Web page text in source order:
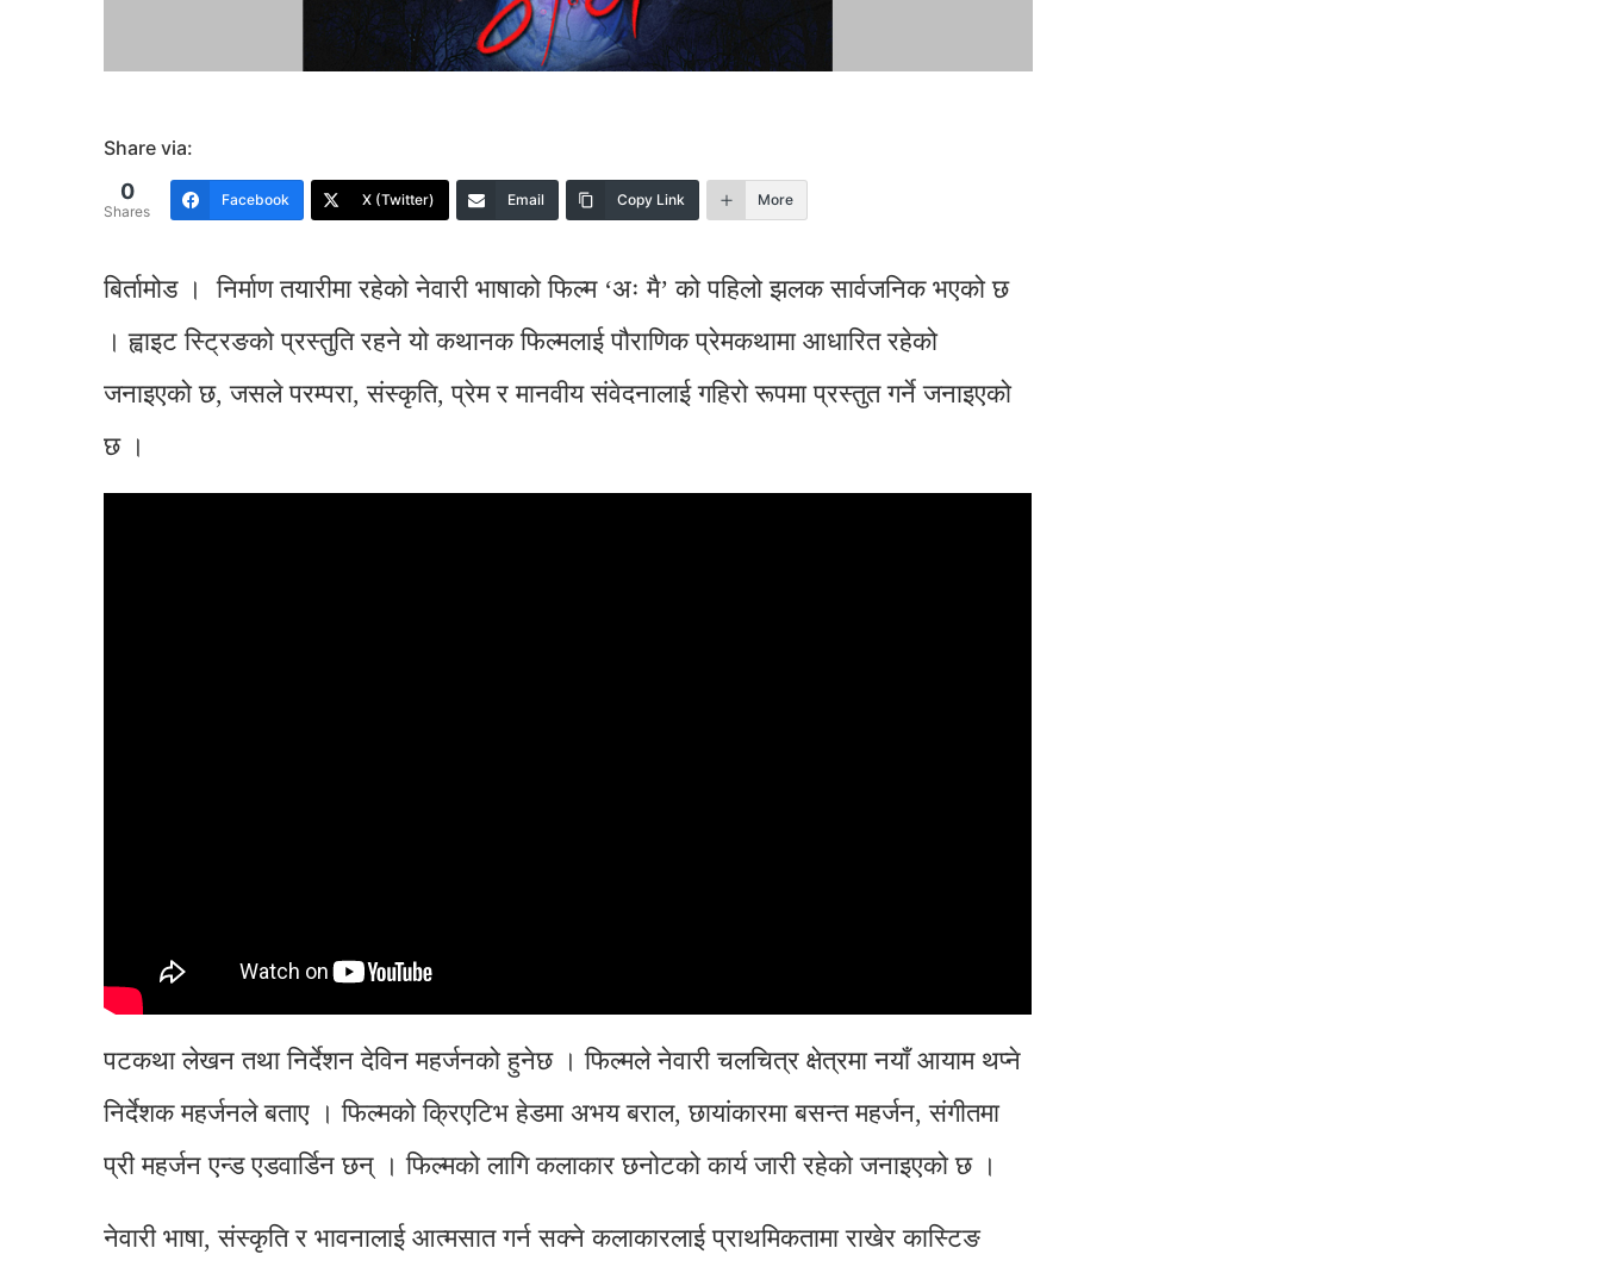
Share via:
0
Shares
Facebook X (Twitter) Email Copy Link More
बिर्तामोड । निर्माण तयारीमा रहेको नेवारी भाषाको फिल्म ‘अः मै’ को पहिलो झलक सार्वजनिक भएको छ
। ह्वाइट स्ट्रिङको प्रस्तुति रहने यो कथानक फिल्मलाई पौराणिक प्रेमकथामा आधारित रहेको
जनाइएको छ, जसले परम्परा, संस्कृति, प्रेम र मानवीय संवेदनालाई गहिरो रूपमा प्रस्तुत गर्ने जनाइएको
छ ।
पटकथा लेखन तथा निर्देशन देविन महर्जनको हुनेछ । फिल्मले नेवारी चलचित्र क्षेत्रमा नयाँ आयाम थप्ने
निर्देशक महर्जनले बताए । फिल्मको क्रिएटिभ हेडमा अभय बराल, छायांकारमा बसन्त महर्जन, संगीतमा
प्री महर्जन एन्ड एडवार्डिन छन् । फिल्मको लागि कलाकार छनोटको कार्य जारी रहेको जनाइएको छ ।
नेवारी भाषा, संस्कृति र भावनालाई आत्मसात गर्न सक्ने कलाकारलाई प्राथमिकतामा राखेर कास्टिङ